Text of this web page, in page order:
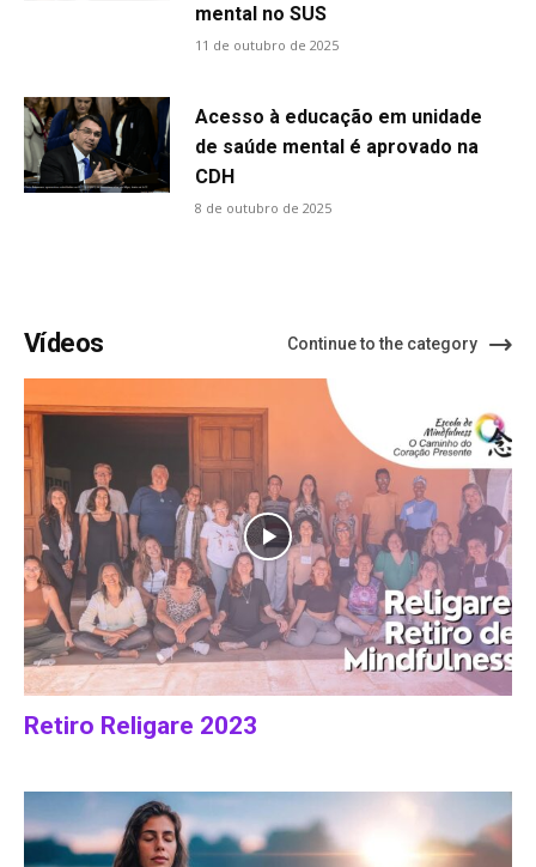
mental no SUS
11 de outubro de 2025
Acesso à educação em unidade
de saúde mental é aprovado na
CDH
8 de outubro de 2025
Vídeos Continue to the category
Retiro Religare 2023